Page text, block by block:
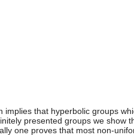
that hyperbolic groups
presented groups we show
one proves that most non-